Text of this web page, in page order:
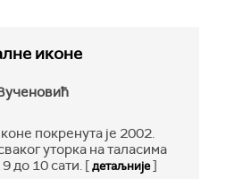
иконе
покренута je 2002.
уторка на таласима
до 10 сати. [детаљније]